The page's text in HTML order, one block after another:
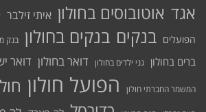
אגד אוטובוסים בחולון איתי זילבר
הפועלים בנקים בנקים בחולון בנק
ברים בחולון גני ילדים בחולון דואר בחולון דואר
המשמר החברתי חולון הפועל חולון